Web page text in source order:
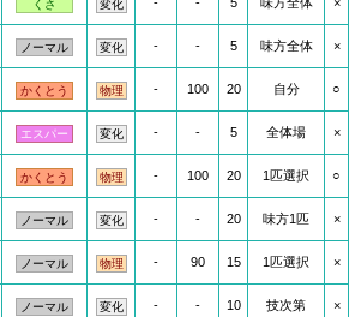
くさ 変化
ノーマル 変化 - - 5 味方全体 ×
かくとう 物理 - 100 20 自分 ○
エスパー 変化 - - 5 全体場 ×
かくとう 物理 - 100 20 1匹選択 ○
ノーマル 変化 - - 20 味方1匹 ×
ノーマル 物理 - 90 15 1匹選択 ×
ノーマル 変化 - - 10 技次第 ×